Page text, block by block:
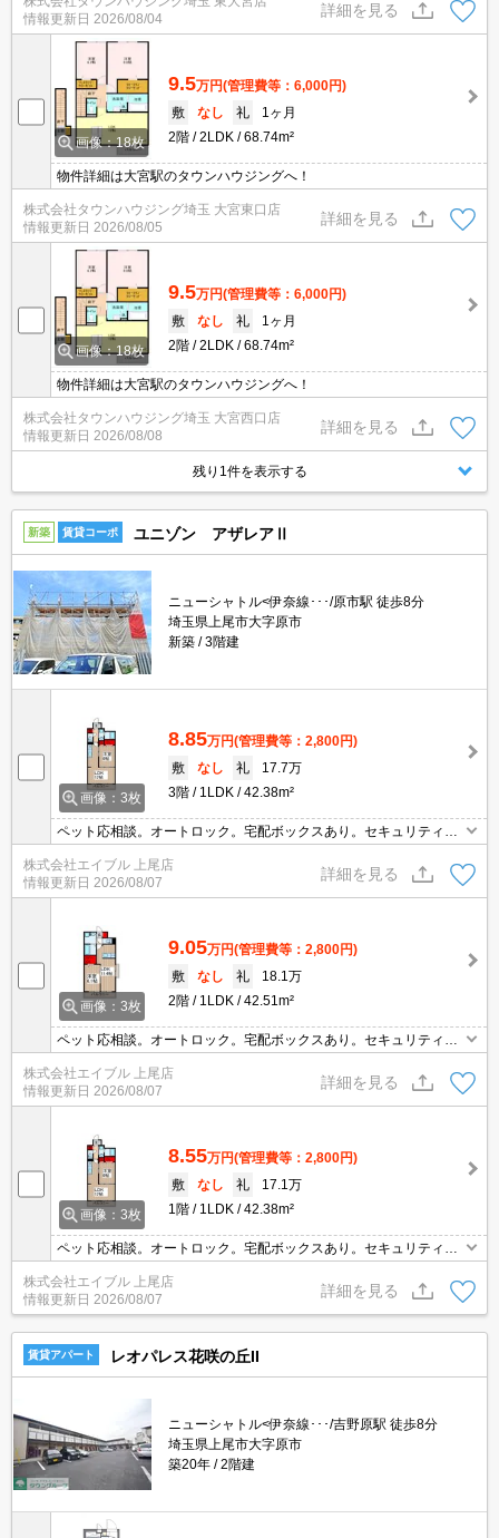
東大宮店まで★
情報更新日 2026/08/04
詳細を見る
画像：18枚
9.5万円(管理費等：6,000円)
敷
なし 礼
1ヶ月
2階
2LDK 68.74m²
物件詳細は大宮駅のタウンハウジングへ！
株式会社タウンハウジング埼玉 大宮東口店
情報更新日 2026/08/05
詳細を見る
画像：18枚
9.5万円(管理費等：6,000円)
敷
なし 礼
1ヶ月
2階
2LDK 68.74m²
物件詳細は大宮駅のタウンハウジングへ！
株式会社タウンハウジング埼玉 大宮西口店
情報更新日 2026/08/08
詳細を見る
残り1件を表示する
新築 賃貸コーポ ユニゾン アザレアⅡ
ニューシャトル<伊奈線･･･/原市駅 徒歩8分
埼玉県上尾市大字原市
新築
3階建
画像：3枚
8.85万円(管理費等：2,800円)
敷
なし 礼
17.7万
3階
1LDK 42.38m²
ペット応相談。オートロック。宅配ボックスあり。セキュリティシ
ステム付き。内見予約受付中。現地待ち合わせ、物件ご案内可能。
オンライン内見対応可。
株式会社エイブル 上尾店
情報更新日 2026/08/07
詳細を見る
画像：3枚
9.05万円(管理費等：2,800円)
敷
なし 礼
18.1万
2階
1LDK 42.51m²
ペット応相談。オートロック。宅配ボックスあり。セキュリティシ
ステム付き。内見予約受付中。現地待ち合わせ、物件ご案内可能。
オンライン内見対応可。
株式会社エイブル 上尾店
情報更新日 2026/08/07
詳細を見る
画像：3枚
8.55万円(管理費等：2,800円)
敷
なし 礼
17.1万
1階
1LDK 42.38m²
ペット応相談。オートロック。宅配ボックスあり。セキュリティシ
ステム付き。内見予約受付中。現地待ち合わせ、物件ご案内可能。
オンライン内見対応可。
株式会社エイブル 上尾店
情報更新日 2026/08/07
詳細を見る
賃貸アパート レオパレス花咲の丘II
ニューシャトル<伊奈線･･･/吉野原駅 徒歩8分
埼玉県上尾市大字原市
築20年
2階建